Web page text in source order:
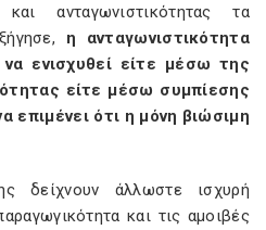
ανταγωνιστικότητας τα
η ανταγωνιστικότητα
να ενισχυθεί είτε μέσω της
είτε μέσω συμπίεσης
επιμένει ότι η μόνη βιώσιμη
δείχνουν άλλωστε ισχυρή
και τις αμοιβές